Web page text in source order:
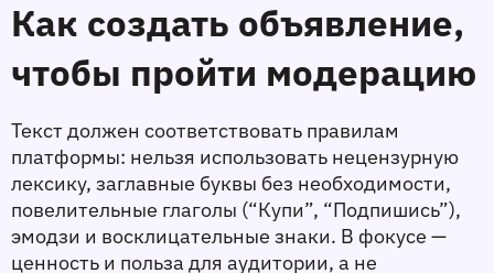
Как создать объявление,
чтобы пройти модерацию
Текст должен соответствовать правилам
платформы: нельзя использовать нецензурную
лексику, заглавные буквы без необходимости,
повелительные глаголы (“Купи”, “Подпишись”),
эмодзи и восклицательные знаки. В фокусе —
ценность и польза для аудитории, а не